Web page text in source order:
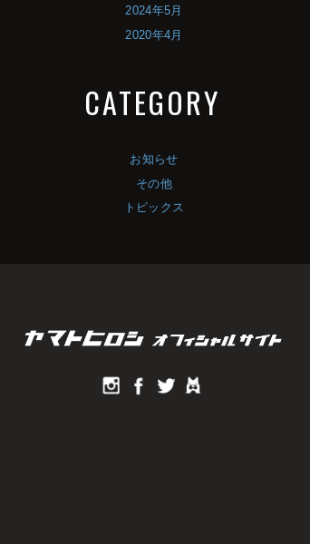
2024年5月
2020年4月
CATEGORY
お知らせ
その他
トピックス